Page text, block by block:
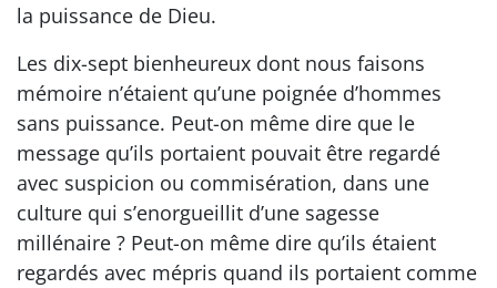
la puissance de Dieu.
Les dix-sept bienheureux dont nous faisons
mémoire n’étaient qu’une poignée d’hommes
sans puissance. Peut-on même dire que le
message qu’ils portaient pouvait être regardé
avec suspicion ou commisération, dans une
culture qui s’enorgueillit d’une sagesse
millénaire ? Peut-on même dire qu’ils étaient
regardés avec mépris quand ils portaient comme